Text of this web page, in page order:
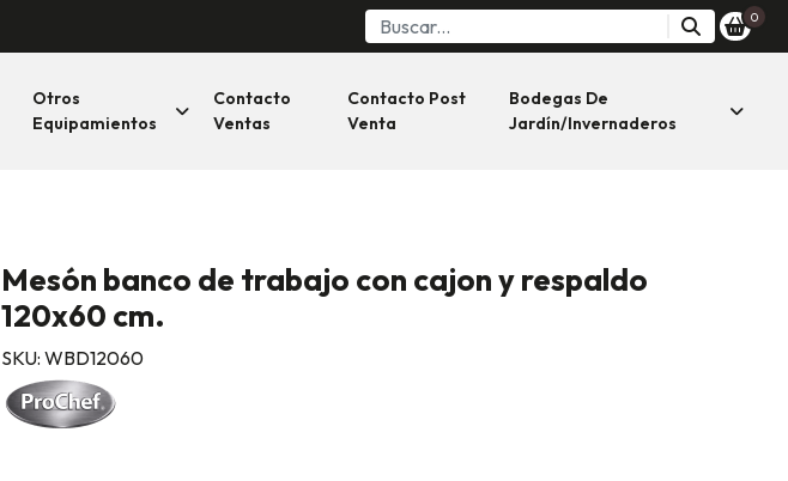
0
Otros
Equipamientos
Contacto
Ventas
Contacto Post
Venta
Bodegas De
Jardín/invernaderos
Mesón banco de trabajo con cajon y respaldo
120x60 cm.
SKU: WBD12060